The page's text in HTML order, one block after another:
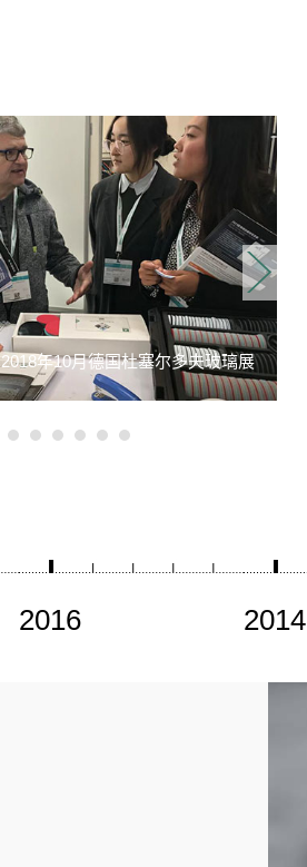
2018年10月德国杜塞尔多夫玻璃展
2016 2014